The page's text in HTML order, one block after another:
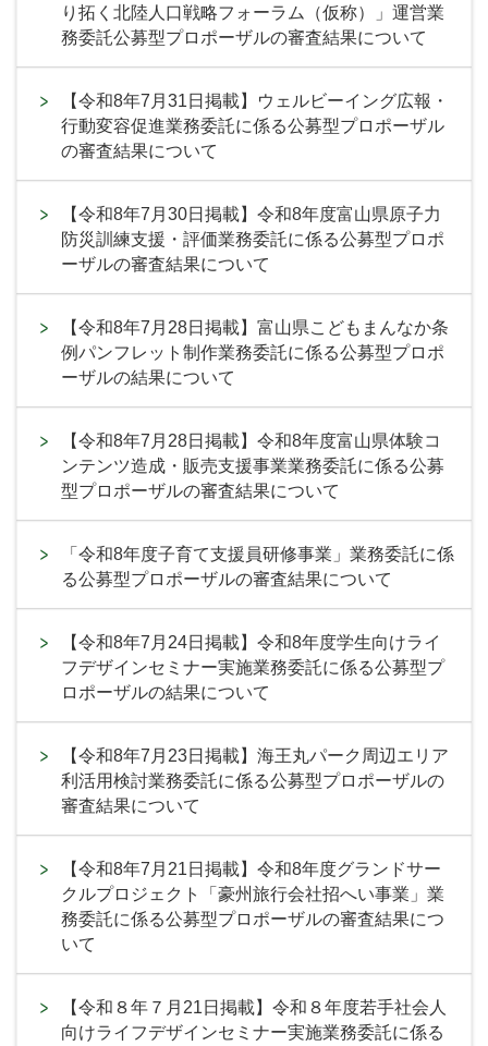
り拓く北陸人口戦略フォーラム（仮称）」運営業
務委託公募型プロポーザルの審査結果について
【令和8年7月31日掲載】ウェルビーイング広報・
行動変容促進業務委託に係る公募型プロポーザル
の審査結果について
【令和8年7月30日掲載】令和8年度富山県原子力
防災訓練支援・評価業務委託に係る公募型プロポ
ーザルの審査結果について
【令和8年7月28日掲載】富山県こどもまんなか条
例パンフレット制作業務委託に係る公募型プロポ
ーザルの結果について
【令和8年7月28日掲載】令和8年度富山県体験コ
ンテンツ造成・販売支援事業業務委託に係る公募
型プロポーザルの審査結果について
「令和8年度子育て支援員研修事業」業務委託に係
る公募型プロポーザルの審査結果について
【令和8年7月24日掲載】令和8年度学生向けライ
フデザインセミナー実施業務委託に係る公募型プ
ロポーザルの結果について
【令和8年7月23日掲載】海王丸パーク周辺エリア
利活用検討業務委託に係る公募型プロポーザルの
審査結果について
【令和8年7月21日掲載】令和8年度グランドサー
クルプロジェクト「豪州旅行会社招へい事業」業
務委託に係る公募型プロポーザルの審査結果につ
いて
【令和８年７月21日掲載】令和８年度若手社会人
向けライフデザインセミナー実施業務委託に係る